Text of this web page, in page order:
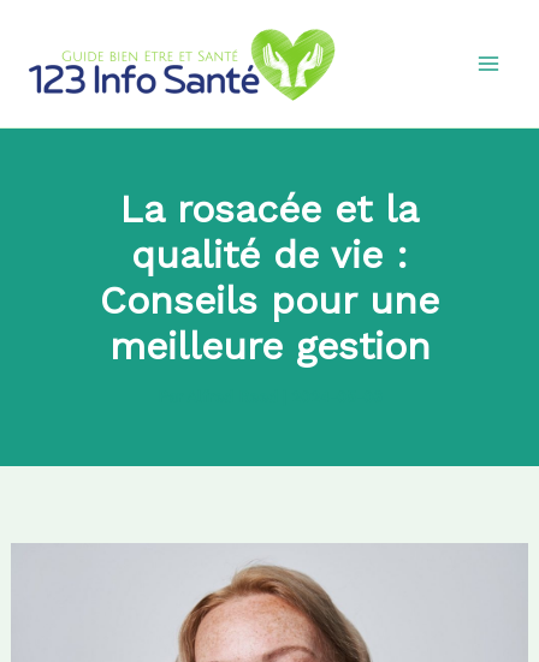
contenu
La rosacée et la
qualité de vie :
Conseils pour une
meilleure gestion